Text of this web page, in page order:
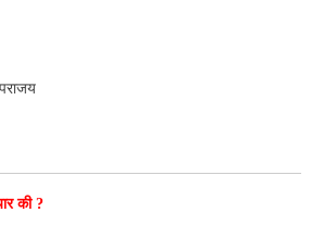
की ?